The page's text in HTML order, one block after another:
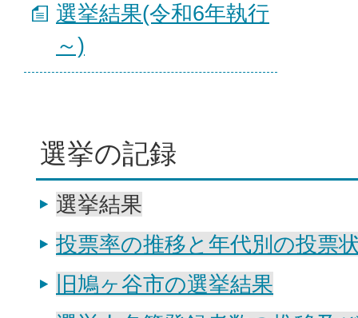
選挙結果(令和6年執行
～)
選挙の記録
選挙結果
投票率の推移と年代別の投票
旧鳩ヶ谷市の選挙結果